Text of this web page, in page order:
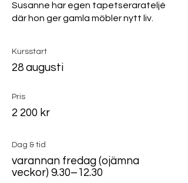
Susanne har egen tapetserarateljé
där hon ger gamla möbler nytt liv.
Kursstart
28 augusti
Pris
2 200 kr
Dag & tid
varannan fredag (ojämna
veckor) 9.30–12.30